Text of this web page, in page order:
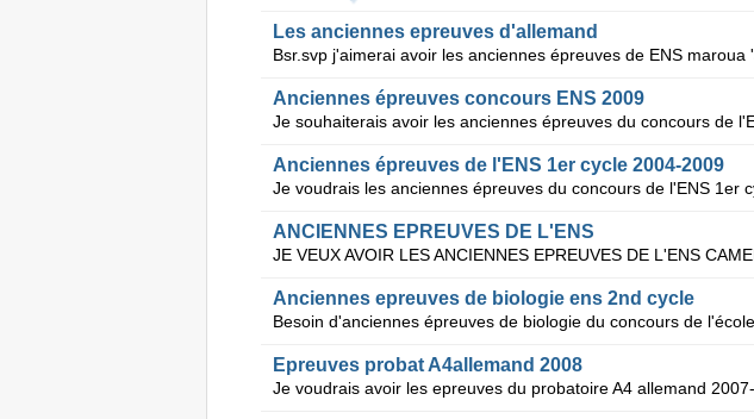
Les anciennes epreuves d'allemand
Anciennes épreuves concours ENS 2009
Anciennes épreuves de l'ENS 1er cycle 2004-2009
ANCIENNES EPREUVES DE L'ENS
Anciennes epreuves de biologie ens 2nd cycle
Epreuves probat A4allemand 2008